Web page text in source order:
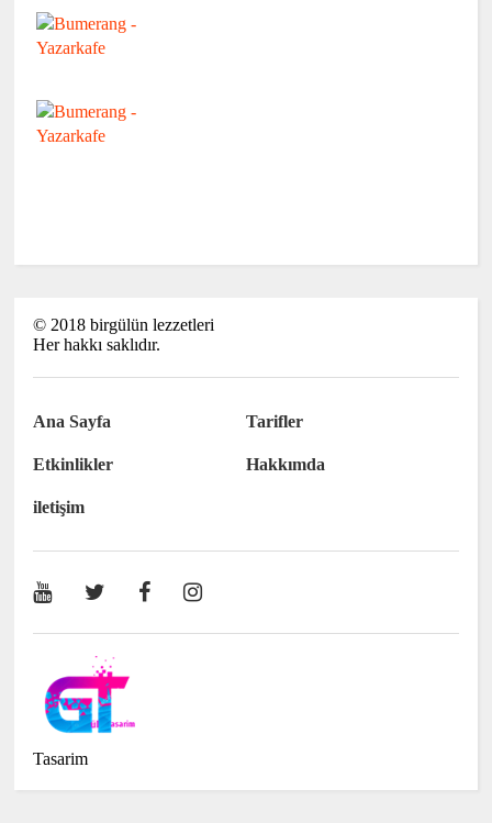
© 2018 birgülün lezzetleri
Her hakkı saklıdır.
Ana Sayfa Tarifler
Etkinlikler Hakkımda
iletişim
Tasarim